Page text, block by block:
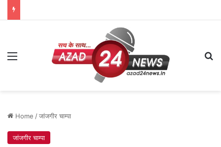
Menu
Home /जांजगीर चाम्पा
जांजगीर चाम्पा